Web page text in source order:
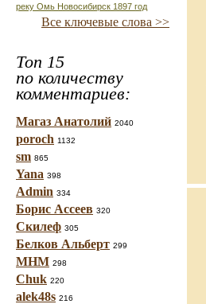
реку Омь Новосибирск 1897 год
Все ключевые слова >>
Топ 15
по количеству
комментариев:
Магаз Анатолий 2040
poroch 1132
sm 865
Yana 398
Admin 334
Борис Ассеев 320
Скилеф 305
Белков Альберт 299
МНМ 298
Chuk 220
alek48s 216